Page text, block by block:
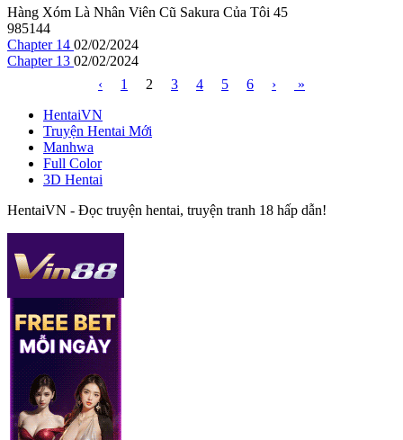
Hàng Xóm Là Nhân Viên Cũ Sakura Của Tôi 45
985144
Chapter 14 02/02/2024
Chapter 13 02/02/2024
‹
1 2 3 4 5 6 ›
»
HentaiVN
Truyện Hentai Mới
Manhwa
Full Color
3D Hentai
HentaiVN - Đọc truyện hentai, truyện tranh 18 hấp dẫn!